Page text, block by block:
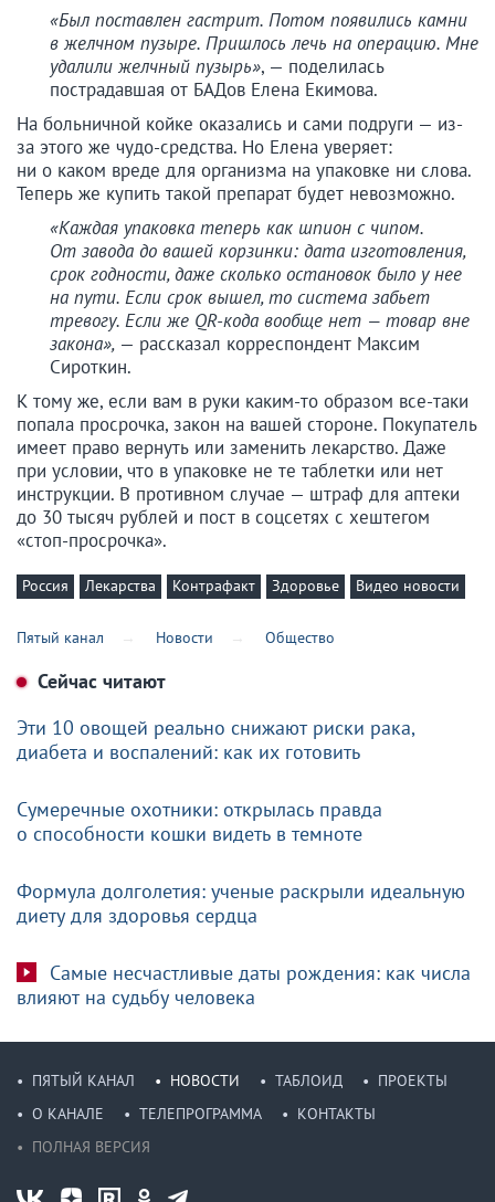
«Был поставлен гастрит. Потом появились камни
в желчном пузыре. Пришлось лечь на операцию. Мне
удалили желчный пузырь», — поделилась
пострадавшая от БАДов Елена Екимова.
На больничной койке оказались и сами подруги — из-
за этого же чудо-средства. Но Елена уверяет:
ни о каком вреде для организма на упаковке ни слова.
Теперь же купить такой препарат будет невозможно.
«Каждая упаковка теперь как шпион с чипом.
От завода до вашей корзинки: дата изготовления,
срок годности, даже сколько остановок было у нее
на пути. Если срок вышел, то система забьет
тревогу. Если же QR-кода вообще нет — товар вне
закона», — рассказал корреспондент Максим
Сироткин.
К тому же, если вам в руки каким-то образом все-таки
попала просрочка, закон на вашей стороне. Покупатель
имеет право вернуть или заменить лекарство. Даже
при условии, что в упаковке не те таблетки или нет
инструкции. В противном случае — штраф для аптеки
до 30 тысяч рублей и пост в соцсетях с хештегом
«стоп-просрочка».
Россия Лекарства Контрафакт Здоровье Видео новости
Пятый канал Новости Общество
Сейчас читают
Эти 10 овощей реально снижают риски рака,
диабета и воспалений: как их готовить
Сумеречные охотники: открылась правда
о способности кошки видеть в темноте
Формула долголетия: ученые раскрыли идеальную
диету для здоровья сердца
Самые несчастливые даты рождения: как числа
влияют на судьбу человека
ПЯТЫЙ КАНАЛ НОВОСТИ ТАБЛОИД
ПРОЕКТЫ
О КАНАЛЕ
ТЕЛЕПРОГРАММА
КОНТАКТЫ
ПОЛНАЯ ВЕРСИЯ